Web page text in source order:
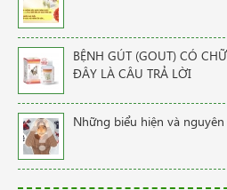
BỆNH GÚT (GOUT) CÓ
ĐÂY LÀ CÂU TRẢ LỜI
Những biểu hiện và